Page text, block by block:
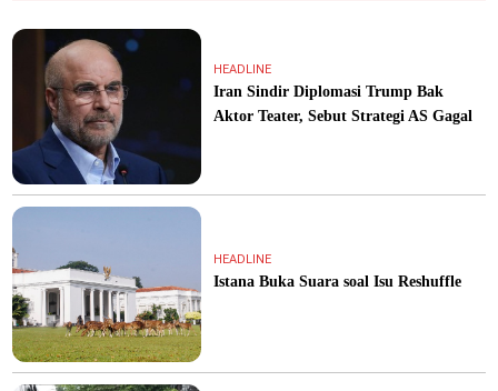
HEADLINE
Iran Sindir Diplomasi Trump Bak
Aktor Teater, Sebut Strategi AS Gagal
HEADLINE
Istana Buka Suara soal Isu Reshuffle